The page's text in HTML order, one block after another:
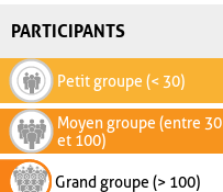
PARTICIPANTS
Petit groupe (< 30)
Moyen groupe (entre 30
et 100)
Grand groupe (> 100)